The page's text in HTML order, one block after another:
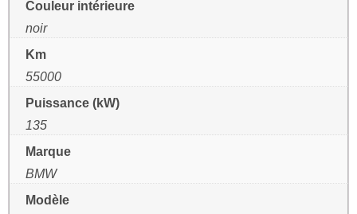
Couleur intérieure
noir
Km
55000
Puissance (kW)
135
Marque
BMW
Modèle